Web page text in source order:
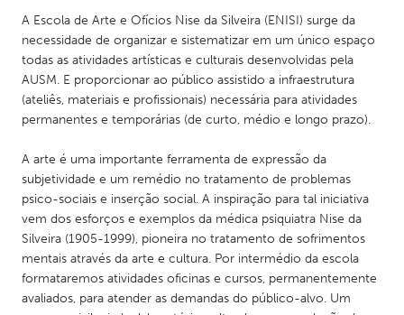
A Escola de Arte e Ofícios Nise da Silveira (ENISI) surge da
necessidade de organizar e sistematizar em um único espaço
todas as atividades artísticas e culturais desenvolvidas pela
AUSM. E proporcionar ao público assistido a infraestrutura
(ateliês, materiais e profissionais) necessária para atividades
permanentes e temporárias (de curto, médio e longo prazo).
A arte é uma importante ferramenta de expressão da
subjetividade e um remédio no tratamento de problemas
psico-sociais e inserção social. A inspiração para tal iniciativa
vem dos esforços e exemplos da médica psiquiatra Nise da
Silveira (1905-1999), pioneira no tratamento de sofrimentos
mentais através da arte e cultura. Por intermédio da escola
formataremos atividades oficinas e cursos, permanentemente
avaliados, para atender as demandas do público-alvo. Um